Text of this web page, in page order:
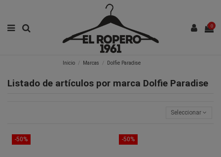
0
Inicio Marcas Dolfie Paradise
Listado de artículos por marca Dolfie Paradise
Seleccionar
-50% -50%